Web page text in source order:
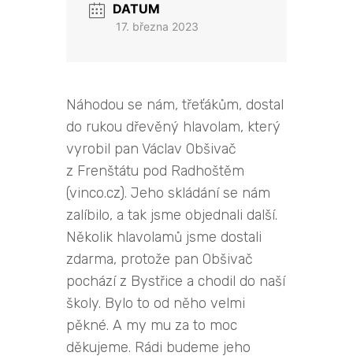
DATUM
17. března 2023
Náhodou se nám, třeťákům, dostal
do rukou dřevěný hlavolam, který
vyrobil pan Václav Obšivač
z Frenštátu pod Radhoštěm
(vinco.cz). Jeho skládání se nám
zalíbilo, a tak jsme objednali další.
Několik hlavolamů jsme dostali
zdarma, protože pan Obšivač
pochází z Bystřice a chodil do naší
školy. Bylo to od něho velmi
pěkné. A my mu za to moc
děkujeme. Rádi budeme jeho